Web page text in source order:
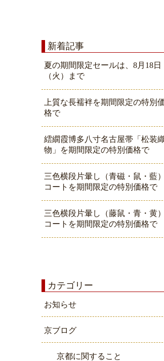
新着記事
夏の期間限定セールは、8月18日
（火）まで
上質な長襦袢を期間限定の特別
格で
繧繝霞博多八寸名古屋帯「松装
物」を期間限定の特別価格で
三色横段片暈し（青磁・鼠・藍）
コートを期間限定の特別価格で
三色横段片暈し（藤鼠・青・黄）
コートを期間限定の特別価格で
カテゴリー
お知らせ
京ブログ
京都に関すること